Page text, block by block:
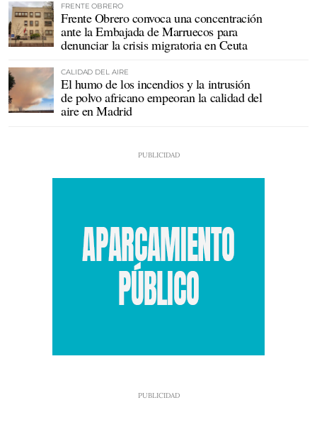
FRENTE OBRERO
Frente Obrero convoca una concentración
ante la Embajada de Marruecos para
denunciar la crisis migratoria en Ceuta
CALIDAD DEL AIRE
El humo de los incendios y la intrusión
de polvo africano empeoran la calidad del
aire en Madrid